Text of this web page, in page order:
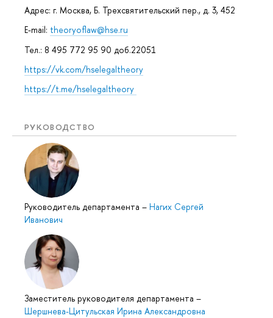
Адрес: г. Москва, Б. Трехсвятительский пер., д. 3, 452
E-mail: theoryoflaw@hse.ru
Тел.: 8 495 772 95 90 доб.22051
https://vk.com/hselegaltheory
https://t.me/hselegaltheory
РУКОВОДСТВО
Руководитель департамента – Нагих Сергей
Иванович
Заместитель руководителя департамента –
Шершнева-Цитульская Ирина Александровна